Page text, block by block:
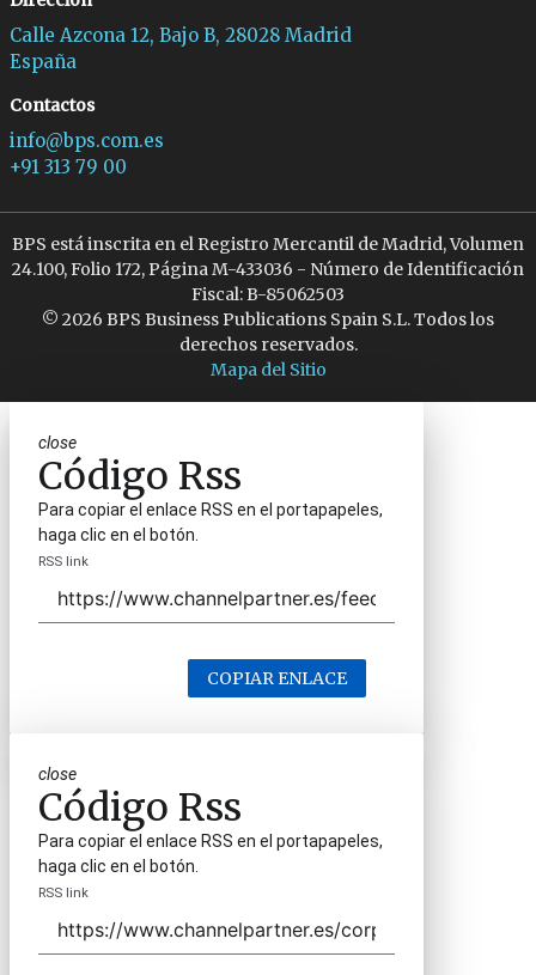
Calle Azcona 12, Bajo B, 28028 Madrid
España
Contactos
info@bps.com.es
+91 313 79 00
BPS está inscrita en el Registro Mercantil de Madrid, Volumen
24.100, Folio 172, Página M-433036 - Número de Identificación
Fiscal: B-85062503
© 2026 BPS Business Publications Spain S.L. Todos los
derechos reservados.
Mapa del Sitio
close
Código Rss
Para copiar el enlace RSS en el portapapeles,
haga clic en el botón.
RSS link
COPIAR ENLACE
close
Código Rss
Para copiar el enlace RSS en el portapapeles,
haga clic en el botón.
RSS link